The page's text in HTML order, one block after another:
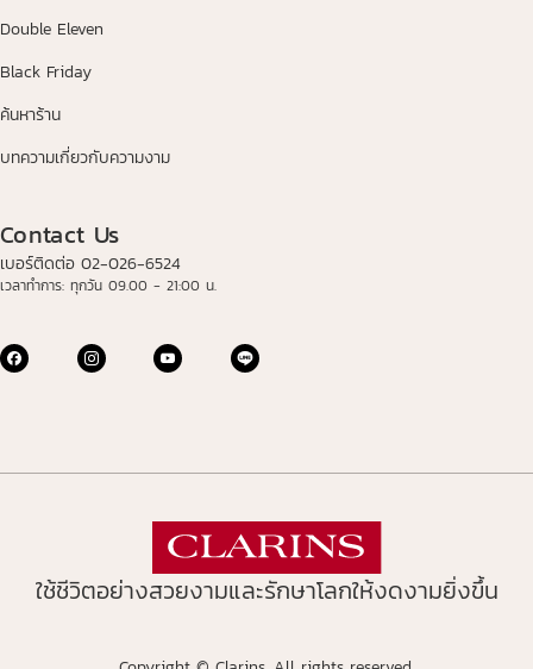
Double Eleven
Black Friday
ค้นหาร้าน
บทความเกี่ยวกับความงาม
Contact Us
เบอร์ติดต่อ 02-026-6524
เวลาทำการ: ทุกวัน 09.00 - 21:00 น.
ใช้ชีวิตอย่างสวยงามและรักษาโลกให้งดงามยิ่งขึ้น